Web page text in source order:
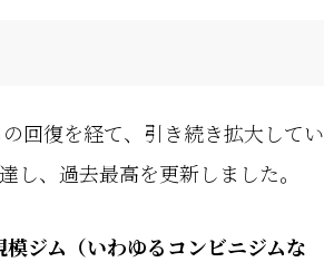
回復を経て、引き続き拡大してい
し、過去最高を更新しました。
ジム（いわゆるコンビニジムな